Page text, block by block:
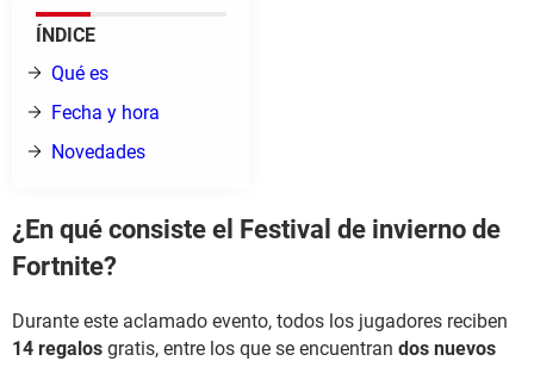
ÍNDICE
Qué es
Fecha y hora
Novedades
¿En qué consiste el Festival de invierno de
Fortnite?
Durante este aclamado evento, todos los jugadores reciben
14 regalos gratis, entre los que se encuentran dos nuevos